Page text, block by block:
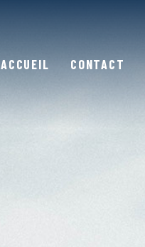
ACCUEIL CONTACT